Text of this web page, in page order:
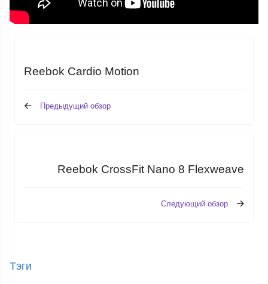
Reebok Cardio Motion
Предыдущий обзор
Reebok CrossFit Nano 8 Flexweave
Следующий обзор
Тэги